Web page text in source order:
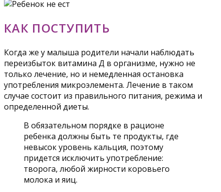
КАК ПОСТУПИТЬ
Когда же у малыша родители начали наблюдать
переизбыток витамина Д в организме, нужно не
только лечение, но и немедленная остановка
употребления микроэлемента. Лечение в таком
случае состоит из правильного питания, режима и
определенной диеты.
В обязательном порядке в рационе
ребенка должны быть те продукты, где
невысок уровень кальция, поэтому
придется исключить употребление:
творога, любой жирности коровьего
молока и яиц.